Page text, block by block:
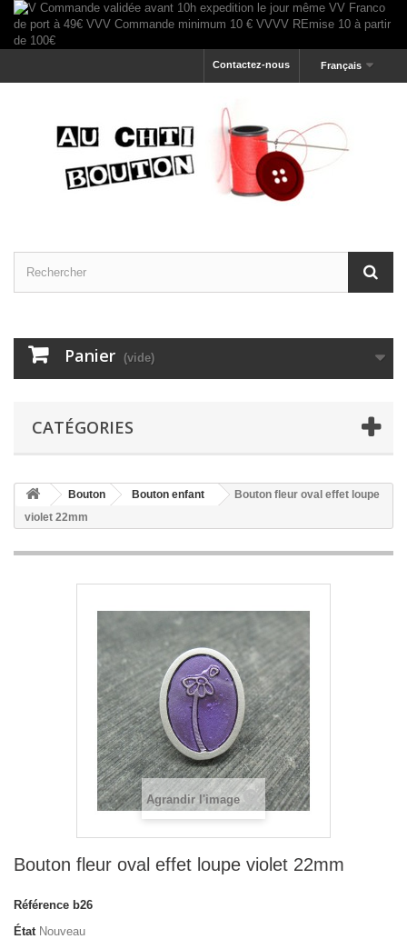
Français
Contactez-nous
Panier (vide)
CATÉGORIES
Bouton Bouton enfant
Bouton fleur oval effet loupe
violet 22mm
Agrandir l'image
Bouton fleur oval effet loupe violet 22mm
Référence b26
État Nouveau